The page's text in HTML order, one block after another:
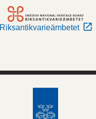
Riksantikvarieämbetet